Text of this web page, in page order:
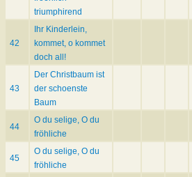
triumphirend
42
Ihr Kinderlein,
kommet, o kommet
doch all!
43
Der Christbaum ist
der schoenste
Baum
44
O du selige, O du
fröhliche
45
O du selige, O du
fröhliche